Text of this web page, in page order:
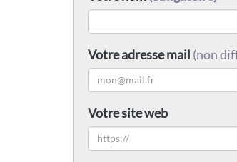
Votre adresse mail (non
Votre site web